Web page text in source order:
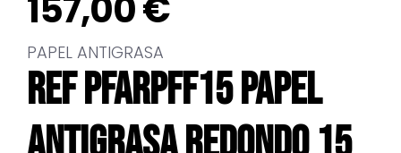
157,00€
PAPEL ANTIGRASA
REF PFARPFF15 PAPEL